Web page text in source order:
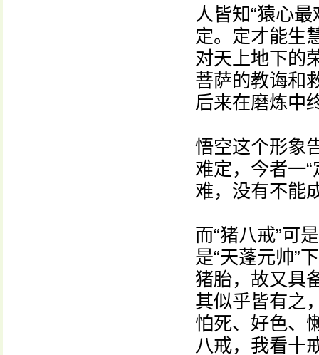
人皆知“猿心
定。定才能生
对天上地下的
菩萨的教诲和
后来在磨炼中
悟空这个形象
难定，今者一
难，没有不能
而“猪八戒”可
是“天蓬元帅”
猪胎，故又具
其似乎皆有之
怕死、好色、
八戒，我看十